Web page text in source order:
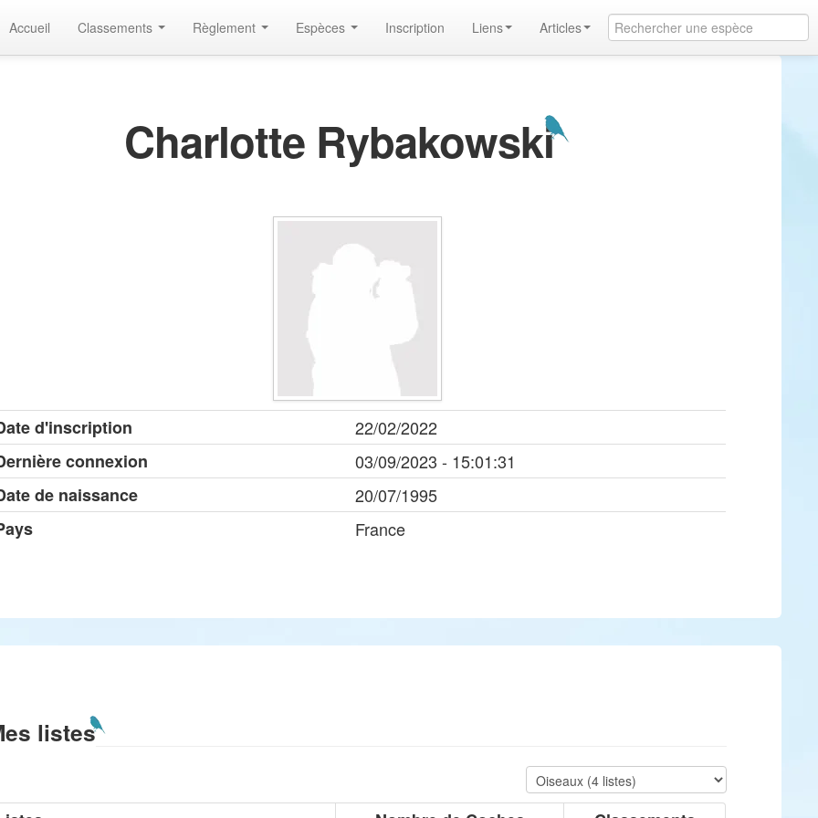
Accueil Classements Règlement Espèces Inscription Liens Articles
Charlotte Rybakowski
d'inscription
22/02/2022
connexion
03/09/2023 - 15:01:31
de naissance
20/07/1995
France
listes